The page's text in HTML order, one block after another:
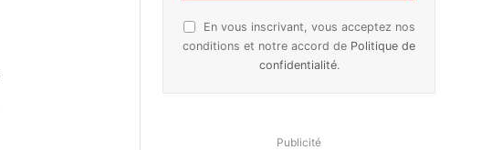
En vous inscrivant, vous acceptez nos
conditions et notre accord de Politique de
confidentialité.
Publicité